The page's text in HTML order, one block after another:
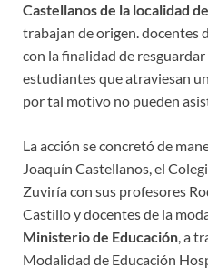
Castellanos de la localidad
trabajan de origen. docentes
con la finalidad de
estudiantes que atraviesan
por tal motivo no pueden
La acción se concretó de
Joaquín Castellanos, el
Zuviría con sus profesores
Castillo y docentes de la
Ministerio de Educación, a
Modalidad de Educación